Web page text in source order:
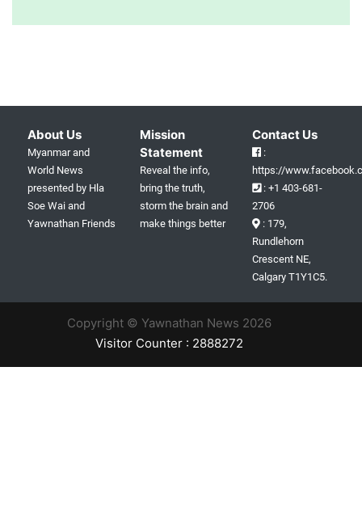
About Us
Myanmar and
World News
presented by Hla
Soe Wai and
Yawnathan Friends
Mission
Statement
Reveal the info,
bring the truth,
storm the brain and
make things better
Contact Us
:
https://
: +1 403-681-
2706
: 179,
Rundlehorn
Crescent NE,
Calgary T1Y1C5.
Copyright © Yawnathan News 2026
Visitor Counter : 2888272